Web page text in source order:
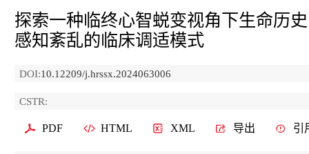
探索一种临终心智蜕变视角下生命历
感知紊乱的临床调适模式
DOI:10.12209/j.hrssx.2024063006
CSTR:
PDF HTML XML 导出 引